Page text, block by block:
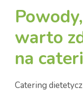
warto
na
Catering